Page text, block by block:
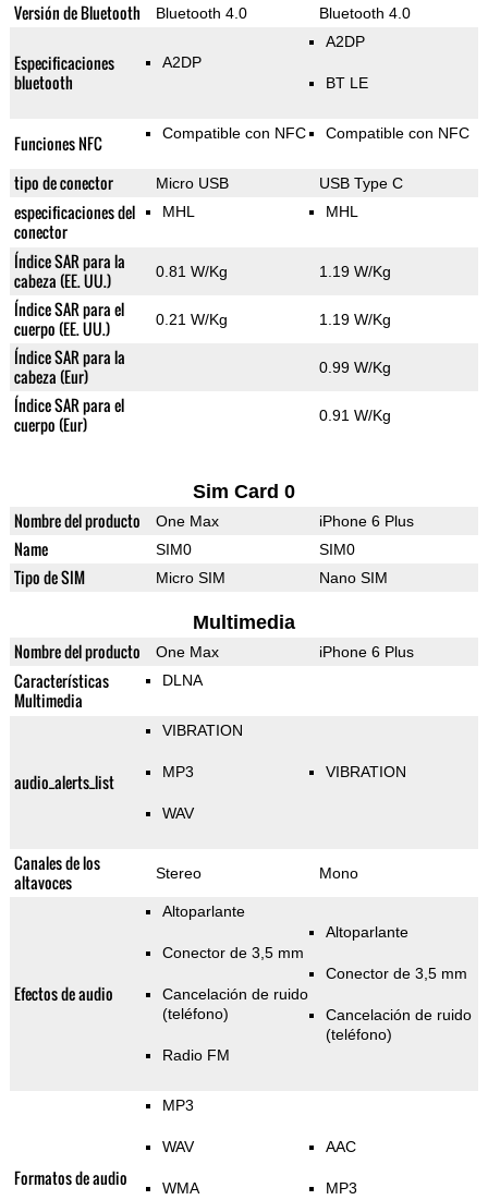
Versión de Bluetooth Bluetooth 4.0 Bluetooth 4.0
Especificaciones
bluetooth
A2DP
A2DP
BT LE
Funciones NFC Compatible con NFC Compatible con NFC
tipo de conector Micro USB USB Type C
especificaciones del
conector
MHL MHL
Índice SAR para la
cabeza (EE. UU.)
0.81 W/Kg 1.19 W/Kg
Índice SAR para el
cuerpo (EE. UU.)
0.21 W/Kg 1.19 W/Kg
Índice SAR para la
cabeza (Eur)
0.99 W/Kg
Índice SAR para el
cuerpo (Eur)
0.91 W/Kg
Sim Card 0
Nombre del producto One Max iPhone 6 Plus
Name SIM0 SIM0
Tipo de SIM Micro SIM Nano SIM
Multimedia
Nombre del producto One Max iPhone 6 Plus
Características
Multimedia
DLNA
audio_alerts_list
VIBRATION
MP3
WAV
VIBRATION
Canales de los
altavoces
Stereo Mono
Efectos de audio
Altoparlante
Conector de 3,5 mm
Cancelación de ruido
(teléfono)
Radio FM
Altoparlante
Conector de 3,5 mm
Cancelación de ruido
(teléfono)
Formatos de audio
MP3
WAV
WMA
AAC
MP3